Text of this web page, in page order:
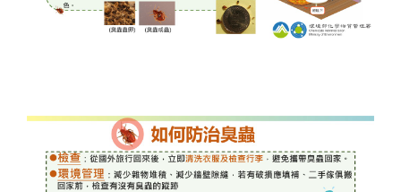
圖內含旅行行李、衣堆、放大鏡、太陽、熨斗、
臭蟲吸血、叮咬可致紅腫，嚴重致過敏。
生命週期：卵產於縫隙，日間潛伏夜間活動，
常隨衣物、行李、生活用品夾帶回家國際傳播。